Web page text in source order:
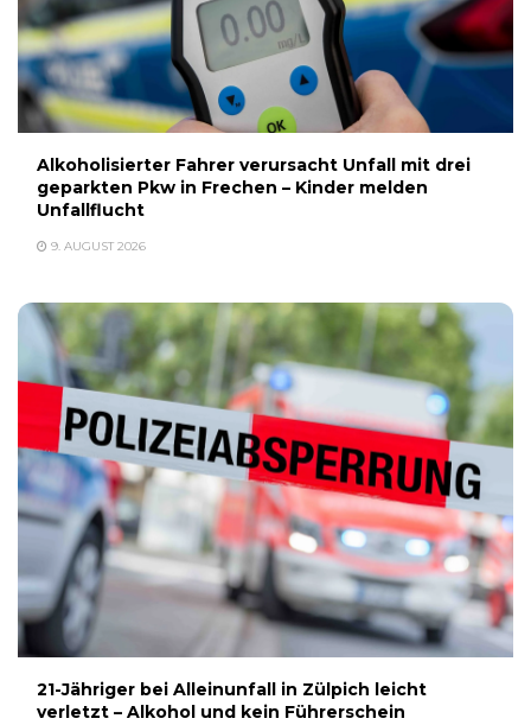
Alkoholisierter Fahrer verursacht Unfall mit drei
geparkten Pkw in Frechen – Kinder melden
Unfallflucht
9. AUGUST 2026
21-Jähriger bei Alleinunfall in Zülpich leicht
verletzt – Alkohol und kein Führerschein